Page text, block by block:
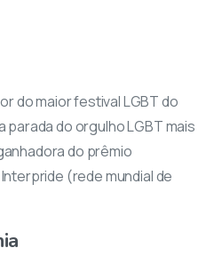
do maior festival LGBT do
do orgulho LGBT mais
do prêmio
(rede mundial de